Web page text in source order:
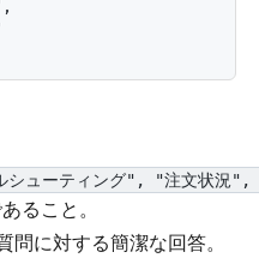
シューティング", "注文状況
ること。
問に対する簡潔な回答。